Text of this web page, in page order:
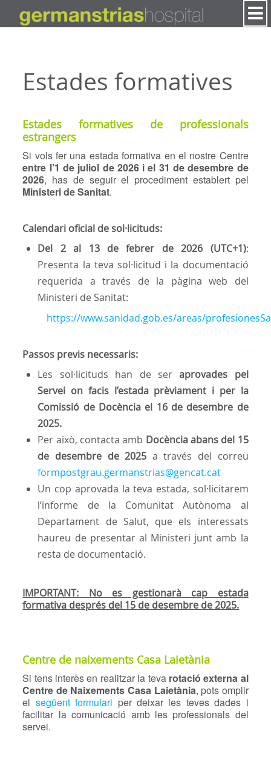
Estades formatives
Estades formatives de professionals
estrangers
Si vols fer una estada formativa en el nostre Centre
entre l’1 de juliol de 2026 i el 31 de desembre de
2026, has de seguir el procediment establert pel
Ministeri de Sanitat.
Calendari oficial de sol·licituds:
Del 2 al 13 de febrer de 2026 (UTC+1):
Presenta la teva sol·licitud i la documentació
requerida a través de la pàgina web del
Ministeri de Sanitat:
https://www.sanidad.gob.es/areas/
Passos previs necessaris:
Les sol·licituds han de seraprovades pel
Servei on facis l’estada prèviament i per la
Comissió de Docència el 16 de desembre de
2025.
Per això, contacta amb Docència abans del 15
de desembre de 2025 a través del correu
formpostgrau.germanstrias@gencat.cat
Un cop aprovada la teva estada, sol·licitarem
l’informe de la Comunitat Autònoma al
Departament de Salut, que els interessats
haureu de presentar al Ministeri junt amb la
resta de documentació.
IMPORTANT: No es gestionarà cap estada
formativa després del 15 de desembre de 2025.
Centre de naixements Casa Laietània
Si tens interès en realitzar la teva rotació externa al
Centre de Naixements Casa Laietània, pots omplir
el següent formulari per deixar les teves dades i
facilitar la comunicació amb les professionals del
servei.